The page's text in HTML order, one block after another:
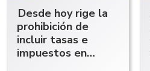
Desde hoy rige la
prohibición de
incluir tasas e
impuestos en